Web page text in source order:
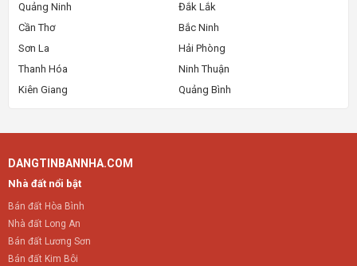
Quảng Ninh
Đắk Lắk
Cần Thơ
Bắc Ninh
Sơn La
Hải Phòng
Thanh Hóa
Ninh Thuận
Kiên Giang
Quảng Bình
DANGTINBANNHA.COM
Nhà đất nổi bật
Bán đất Hòa Bình
Nhà đất Long An
Bán đất Lương Sơn
Bán đất Kim Bôi